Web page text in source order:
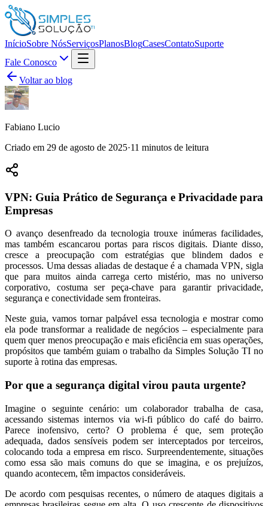
InícioSobre NósServiçosPlanosBlogCasesContatoSuporte
Fale Conosco
Voltar ao blog
Fabiano Lucio
Criado em 29 de agosto de 2025·11 minutos de leitura
VPN: Guia Prático de Segurança e Privacidade para
Empresas
O avanço desenfreado da tecnologia trouxe inúmeras facilidades,
mas também escancarou portas para riscos digitais. Diante disso,
cresce a preocupação com estratégias que blindem dados e
processos. Uma dessas aliadas de destaque é a chamada VPN, sigla
que para muitos ainda carrega certo mistério, mas no universo
corporativo, costuma ser peça-chave para garantir privacidade,
segurança e conectividade sem fronteiras.
Neste guia, vamos tornar palpável essa tecnologia e mostrar como
ela pode transformar a realidade de negócios – especialmente para
quem quer menos preocupação e mais eficiência em suas operações,
propósitos que também guiam o trabalho da Simples Solução TI no
suporte à rotina das empresas.
Por que a segurança digital virou pauta urgente?
Imagine o seguinte cenário: um colaborador trabalha de casa,
acessando sistemas internos via wi-fi público do café do bairro.
Parece inofensivo, certo? O problema é que, sem proteção
adequada, dados sensíveis podem ser interceptados por terceiros,
colocando toda a empresa em risco. Surpreendentemente, situações
como essa são mais comuns do que se imagina, e os prejuízos,
quando acontecem, têm impactos consideráveis.
De acordo com pesquisas recentes, o número de ataques digitais a